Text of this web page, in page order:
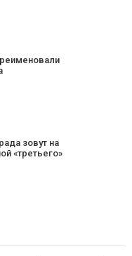
зовут на
«третьего»